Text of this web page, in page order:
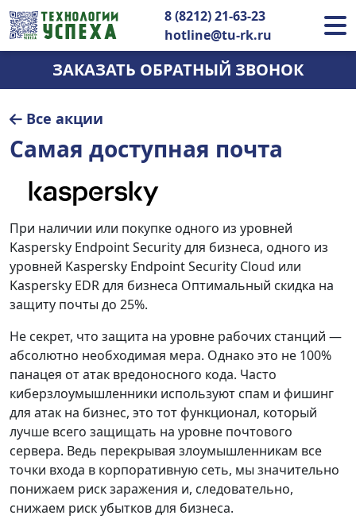
8 (8212) 21-63-23
hotline@tu-rk.ru
ЗАКАЗАТЬ ОБРАТНЫЙ ЗВОНОК
Самая доступная почта
Все акции
При наличии или покупке одного из уровней
Kaspersky Endpoint Security для бизнеса, одного из
уровней Kaspersky Endpoint Security Cloud или
Kaspersky EDR для бизнеса Оптимальный скидка на
защиту почты до 25%.
Не секрет, что защита на уровне рабочих станций —
абсолютно необходимая мера. Однако это не 100%
панацея от атак вредоносного кода. Часто
киберзлоумышленники используют спам и фишинг
для атак на бизнес, это тот функционал, который
лучше всего защищать на уровне почтового
сервера. Ведь перекрывая злоумышленникам все
точки входа в корпоративную сеть, мы значительно
понижаем риск заражения и, следовательно,
снижаем риск убытков для бизнеса.